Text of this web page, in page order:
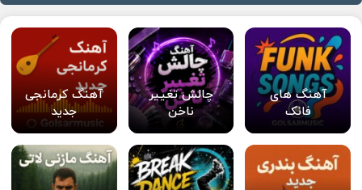
آهنگ های
فانک
چالش تغییر
ناخن
آهنگ کرمانجی
جدید